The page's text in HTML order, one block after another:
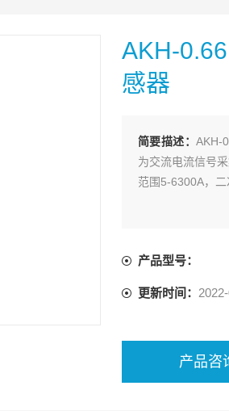
AKH-
感器
简要描述：AKH-
为交流电流信号
范围5-6300A，二
产品型号：
更新时间：
产品咨